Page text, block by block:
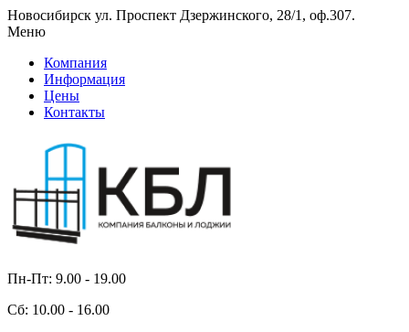
Новосибирск ул. Проспект Дзержинского, 28/1, оф.307.
Меню
Компания
Информация
Цены
Контакты
Пн-Пт: 9.00 - 19.00
Сб: 10.00 - 16.00